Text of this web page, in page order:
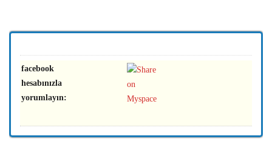
facebook
hesabınızla
yorumlayın: